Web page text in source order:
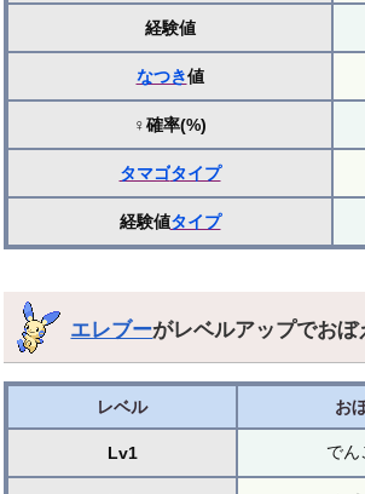
経験値
なつき値
♀確率(%)
タマゴタイプ
経験値タイプ
エレブーがレベルアップでお
レベル お
Lv1 でん